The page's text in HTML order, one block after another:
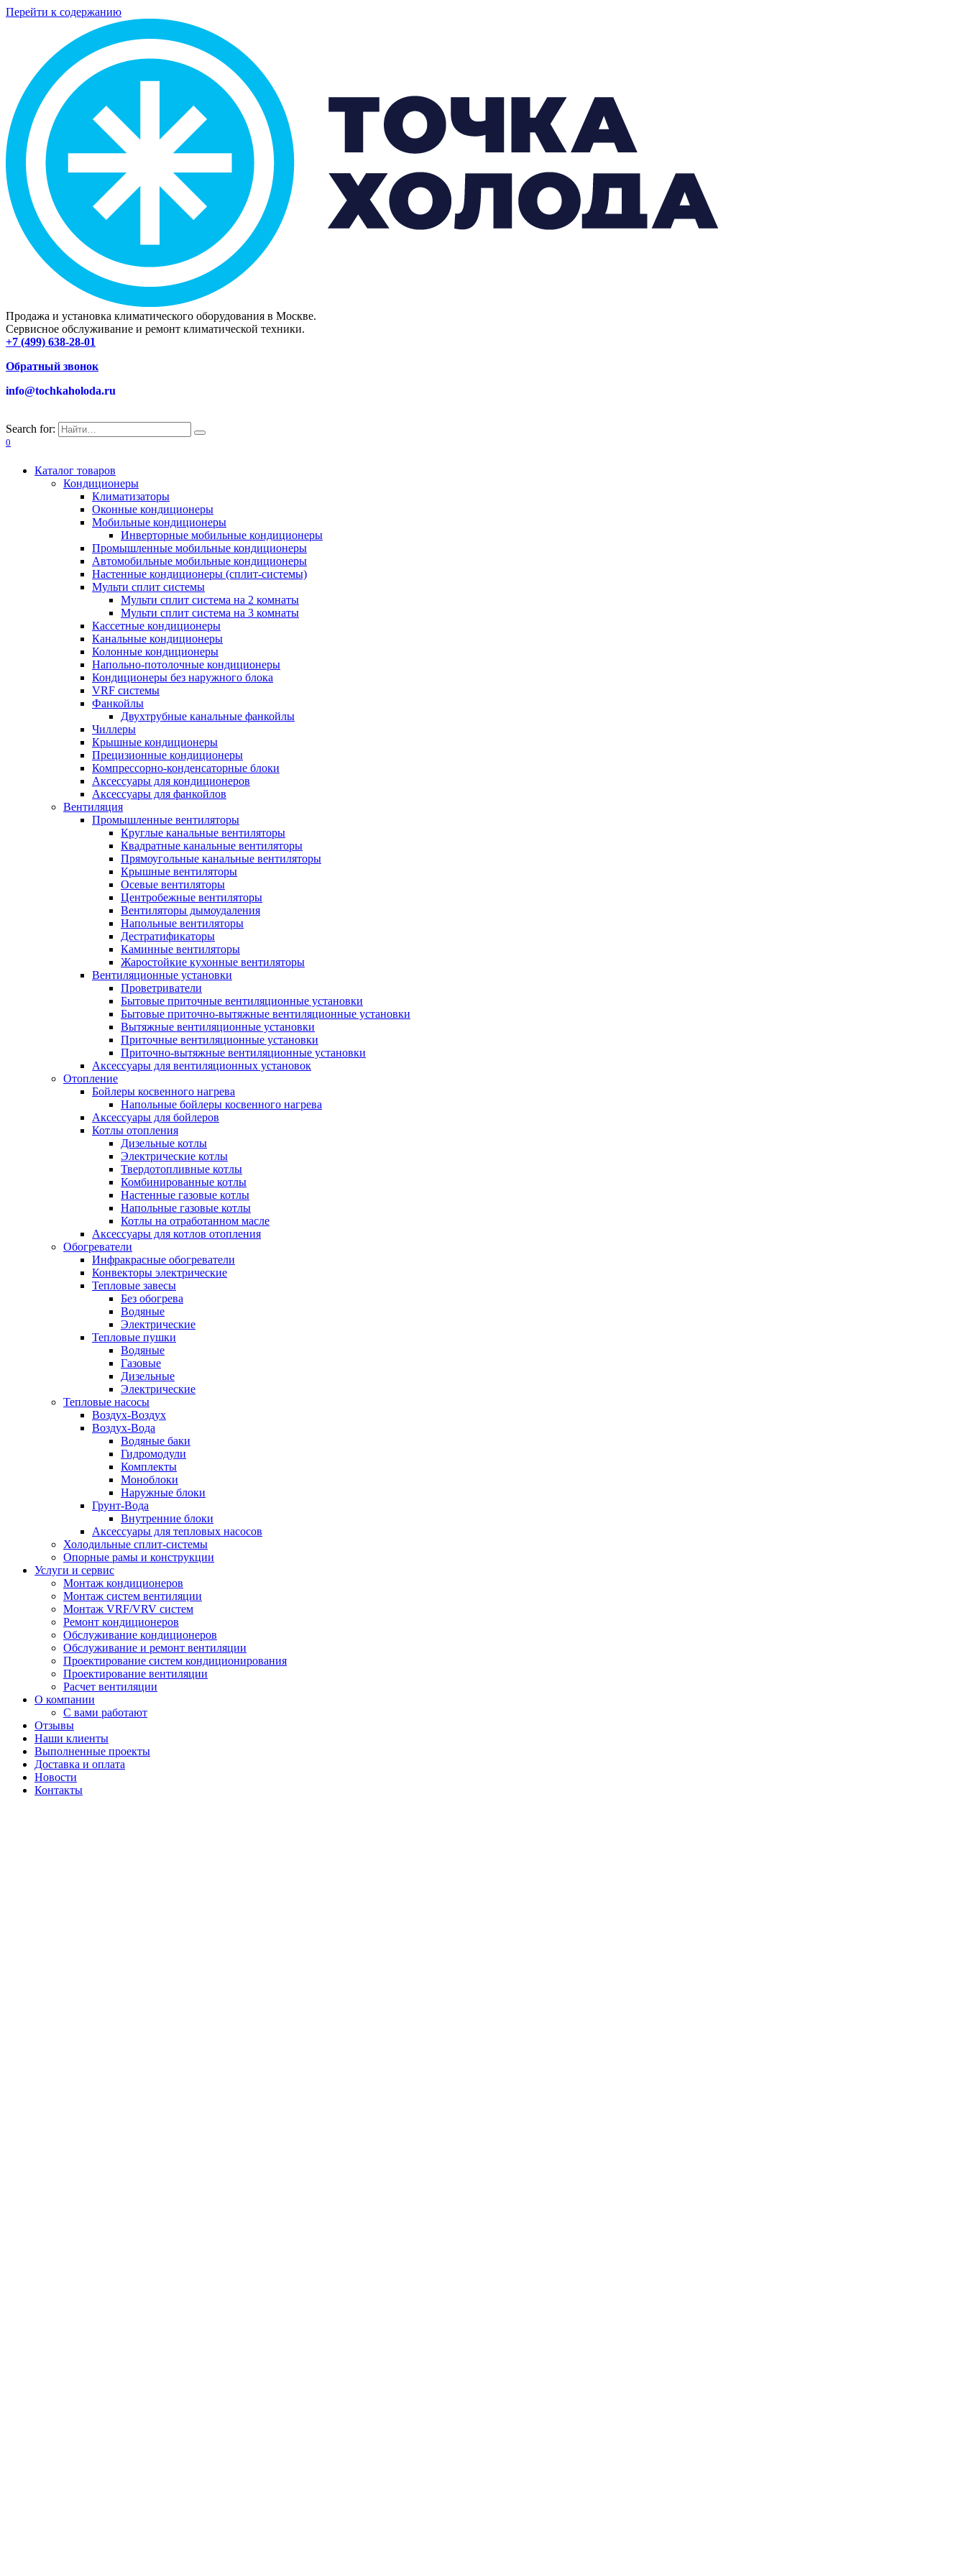
Перейти к содержанию
Продажа и установка климатического оборудования в Москве.
Сервисное обслуживание и ремонт климатической техники.
+7 (499) 638-28-01
Обратный звонок
info@tochkaholoda.ru
Search for:
0
Каталог товаров
Кондиционеры
Климатизаторы
Оконные кондиционеры
Мобильные кондиционеры
Инверторные мобильные кондиционеры
Промышленные мобильные кондиционеры
Автомобильные мобильные кондиционеры
Настенные кондиционеры (сплит-системы)
Мульти сплит системы
Мульти сплит система на 2 комнаты
Мульти сплит система на 3 комнаты
Кассетные кондиционеры
Канальные кондиционеры
Колонные кондиционеры
Напольно-потолочные кондиционеры
Кондиционеры без наружного блока
VRF системы
Фанкойлы
Двухтрубные канальные фанкойлы
Чиллеры
Крышные кондиционеры
Прецизионные кондиционеры
Компрессорно-конденсаторные блоки
Аксессуары для кондиционеров
Аксессуары для фанкойлов
Вентиляция
Промышленные вентиляторы
Круглые канальные вентиляторы
Квадратные канальные вентиляторы
Прямоугольные канальные вентиляторы
Крышные вентиляторы
Осевые вентиляторы
Центробежные вентиляторы
Вентиляторы дымоудаления
Напольные вентиляторы
Дестратификаторы
Каминные вентиляторы
Жаростойкие кухонные вентиляторы
Вентиляционные установки
Проветриватели
Бытовые приточные вентиляционные установки
Бытовые приточно-вытяжные вентиляционные установки
Вытяжные вентиляционные установки
Приточные вентиляционные установки
Приточно-вытяжные вентиляционные установки
Аксессуары для вентиляционных установок
Отопление
Бойлеры косвенного нагрева
Напольные бойлеры косвенного нагрева
Аксессуары для бойлеров
Котлы отопления
Дизельные котлы
Электрические котлы
Твердотопливные котлы
Комбинированные котлы
Настенные газовые котлы
Напольные газовые котлы
Котлы на отработанном масле
Аксессуары для котлов отопления
Обогреватели
Инфракрасные обогреватели
Конвекторы электрические
Тепловые завесы
Без обогрева
Водяные
Электрические
Тепловые пушки
Водяные
Газовые
Дизельные
Электрические
Тепловые насосы
Воздух-Воздух
Воздух-Вода
Водяные баки
Гидромодули
Комплекты
Моноблоки
Наружные блоки
Грунт-Вода
Внутренние блоки
Аксессуары для тепловых насосов
Холодильные сплит-системы
Опорные рамы и конструкции
Услуги и сервис
Монтаж кондиционеров
Монтаж систем вентиляции
Монтаж VRF/VRV систем
Ремонт кондиционеров
Обслуживание кондиционеров
Обслуживание и ремонт вентиляции
Проектирование систем кондиционирования
Проектирование вентиляции
Расчет вентиляции
О компании
С вами работают
Отзывы
Наши клиенты
Выполненные проекты
Доставка и оплата
Новости
Контакты